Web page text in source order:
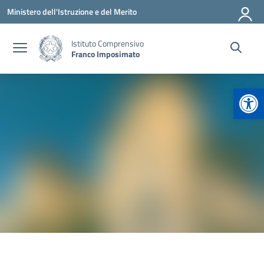
Vai ai contenuti
Vai al menu di navigazione
Vai al footer
Ministero dell'Istruzione e del Merito
Istituto Comprensivo
Franco Imposimato